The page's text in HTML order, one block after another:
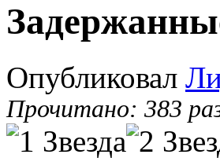
Опубликовал
Прочитано: 383